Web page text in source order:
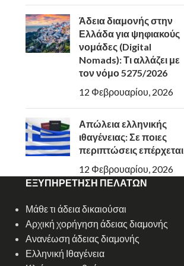
Άδεια διαμονής στην
Ελλάδα για ψηφιακούς
νομάδες (Digital
Nomads): Τι αλλάζει με
τον νόμο 5275/2026
12 Φεβρουαρίου, 2026
Απώλεια ελληνικής
ιθαγένειας: Σε ποιες
περιπτώσεις επέρχεται
12 Φεβρουαρίου, 2026
ΕΞΥΠΗΡΕΤΗΣΗ ΠΕΛΑΤΩΝ
Μάθε τι άδεια δικαιούσαι
Αρχική χορήγηση άδειας διαμονής
Ανανέωση άδειας διαμονής
Ελληνική Ιθαγένεια